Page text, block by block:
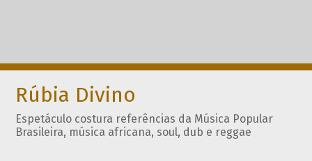
Rúbia Divino
Espetáculo costura referências da Música Popular
Brasileira, música africana, soul, dub e reggae